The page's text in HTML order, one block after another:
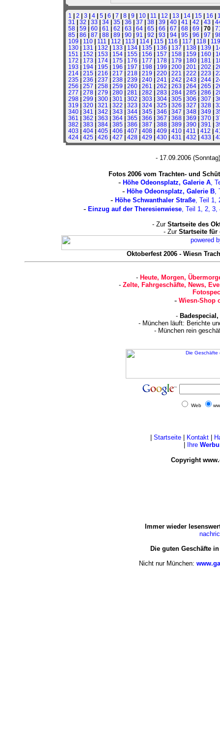
1 | 2 | 3 | 4| 5| 6 | 7 | 8| 9 | 10| 11 | 12 | 13 | 14| 15| 16 |
31 | 32 | 33 | 34| 35| 36 | 37 | 38| 39 | 40| 41 | 42 | 43 |
58| 59 | 60| 61 | 62 | 63 | 64| 65| 66 | 67 | 68| 69 | 70 |
85| 86 | 87 | 88| 89 | 90| 91 | 92 | 93 | 94| 95| 96 | 97 |
109 | 110| 111 | 112 | 113 | 114| 115| 116 | 117 | 118| 119
130| 131 | 132 | 133 | 134| 135| 136 | 137 | 138| 139 |
151 | 152 | 153 | 154| 155| 156 | 157 | 158| 159 | 160|
172 | 173 | 174| 175| 176 | 177 | 178| 179 | 180| 181 |
193 | 194| 195| 196 | 197 | 198| 199 | 200| 201 | 202 |
214| 215| 216 | 217 | 218| 219 | 220| 221 | 222 | 223 |
235| 236 | 237 | 238| 239 | 240| 241 | 242 | 243 | 244|
256 | 257 | 258| 259 | 260| 261 | 262 | 263 | 264| 265|
277 | 278| 279 | 280| 281 | 282 | 283 | 284| 285| 286 |
298| 299 | 300| 301 | 302 | 303 | 304| 305| 306 | 307 |
319 | 320| 321 | 322 | 323 | 324| 325| 326 | 327 | 328|
340| 341 | 342 | 343 | 344| 345| 346 | 347 | 348| 349 |
361 | 362 | 363 | 364| 365| 366 | 367 | 368| 369 | 370|
382 | 383 | 384| 385| 386 | 387 | 388| 389 | 390| 391 |
403 | 404| 405| 406 | 407 | 408| 409 | 410| 411 | 412 |
424| 425| 426 | 427 | 428| 429 | 430| 431 | 432 | 433 |
- 17.09.2006
Fotos 2006 vom Trachten- und
- Höhe Odeonsplatz, Galerie A,
- Höhe Odeonsplatz, Galerie B,
- Höhe Schwanthaler Straße, Teil 1,
- Einzug auf der Theresienwiese, Teil 1, 2, 3,
- Zur Startseite des
- Zur Startseite für
Oktoberfest 2006 - Wiesn
- Heute, Morgen,
- Zelte, Fahrgeschäfte, News,
- Wiesn-Shop
-
- München läuft: Berichte
- München rein
Web
Startseite| Kontakt|
Ihre
Copyright
Immer wieder
Die guten Geschäfte
Nicht nur München: